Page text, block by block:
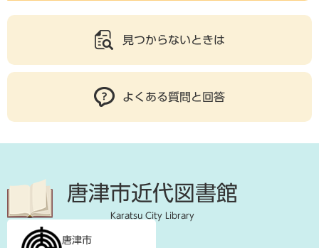
見つからないときは
よくある質問と回答
唐津市近代図書館
Karatsu City Library
唐津市